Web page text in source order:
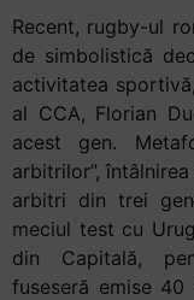
Recent, rugby-ul
de simbolistică
activitatea
al CCA, Florian
acest gen.
arbitrilor”,
arbitri din trei
meciul test cu
din Capitală,
fuseseră emise